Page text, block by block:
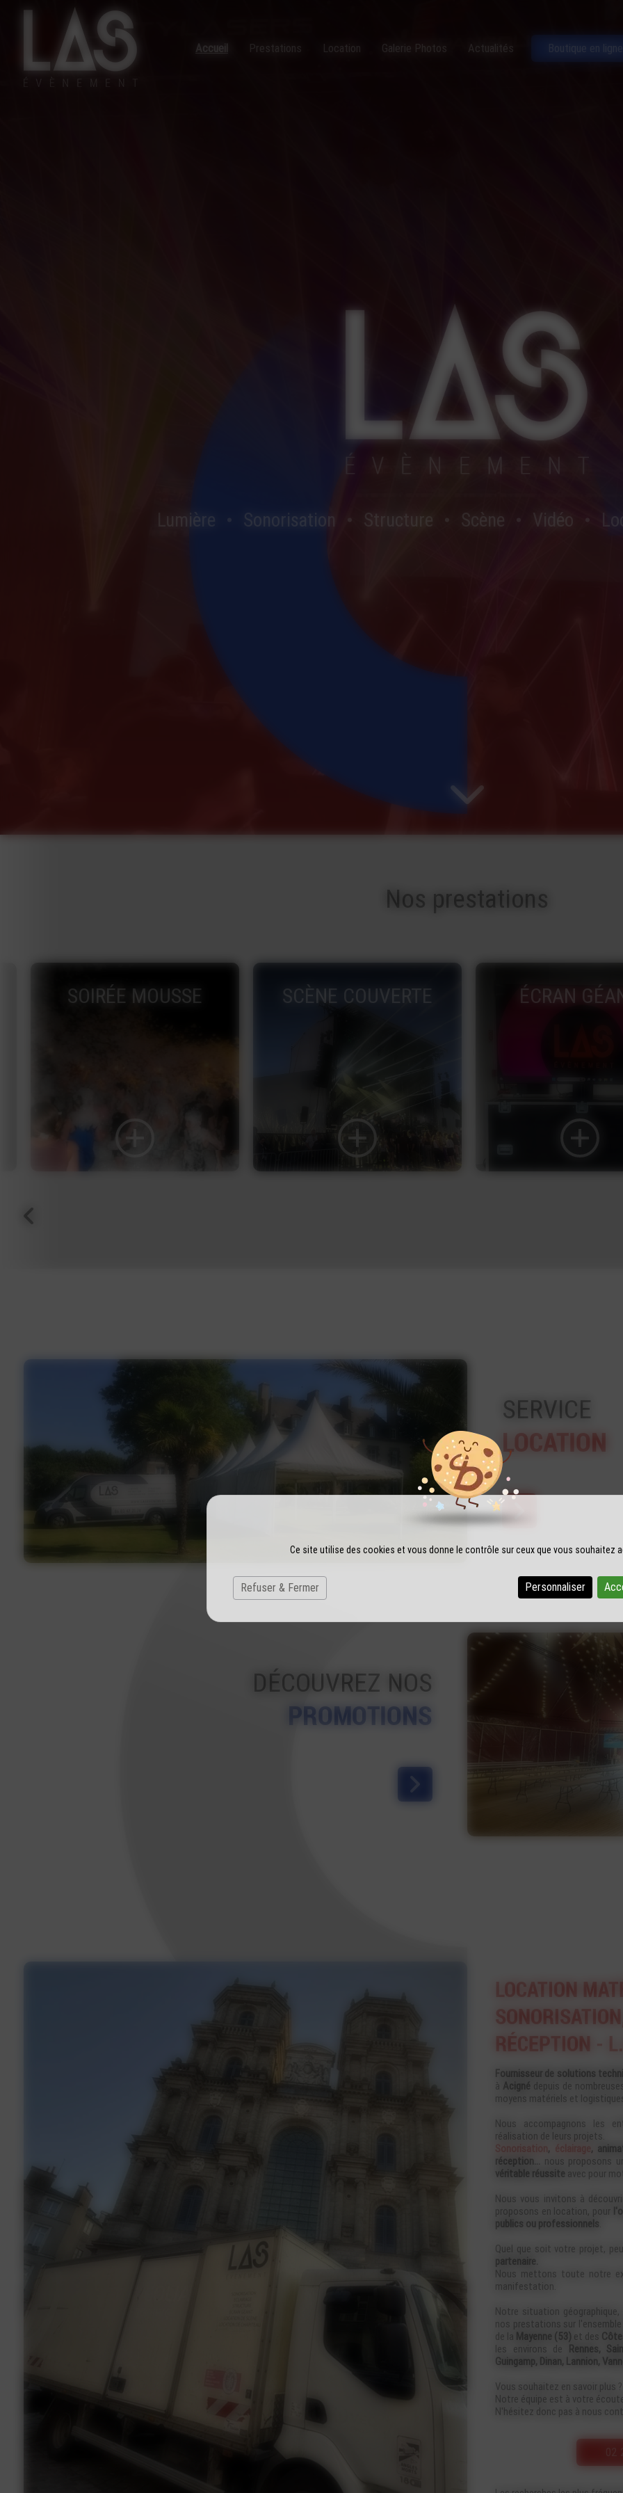
Panneau de gestion des cookies
Ce site utilise des cookies et vous donne le contrôle sur ceux que vous souhaitez
Refuser & Fermer Personnaliser
Accueil Prestations Location Galerie Photos Actualités
Lumière Sonorisation Structure Scène Vidéo
Nos prestations
SCÈNE COUVERTE ÉCRAN GÉANT DÉFILÉ DE
SERVICE
LOCATION
DÉCOUVREZ NOS
PROMOTIONS
LOCATION
RÉCEPTION -
Fournisseur de solutions
à Acigné
depuis de
moyens matériels et
Nous accompagnons les
réalisation de leurs projets.
,
,
réception… nous proposons
véritable réussite avec pour
Nous vous invitons à
proposons en location, pour
publics ou professionnels
Quel que soit votre projet,
partenaire.
Nous mettons toute notre
manifestation.
Notre situation
nos prestations sur l'ensemble
de la Mayenne (53) et des
les environs de
Rennes,
Guingamp, Dinan, Lannion,
Vous souhaitez en savoir plus ?
Notre équipe est à votre
N'hésitez donc pas à nous